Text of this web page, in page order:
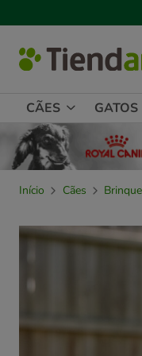
CÃES GATOS
Início Cães